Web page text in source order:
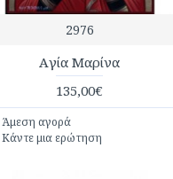
2976
Aγία Μαρίνα
135,00€
Άμεση αγορά
Κάντε μια ερώτηση